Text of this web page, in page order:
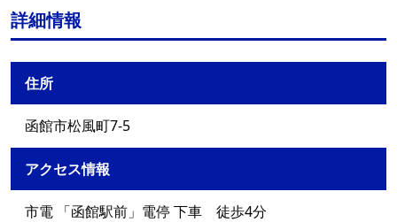
詳細情報
住所
函館市松風町7-5
アクセス情報
市電 「函館駅前」電停 下車 徒歩4分